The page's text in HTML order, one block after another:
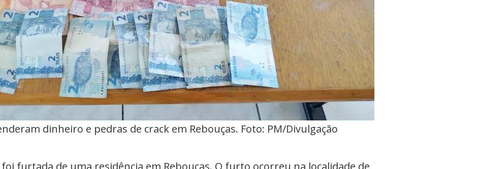
dinheiro e pedras de crack em Rebouças. Foto: PM/Divulgação
foi furtada de uma residência em Rebouças. O furto ocorreu na localidade de